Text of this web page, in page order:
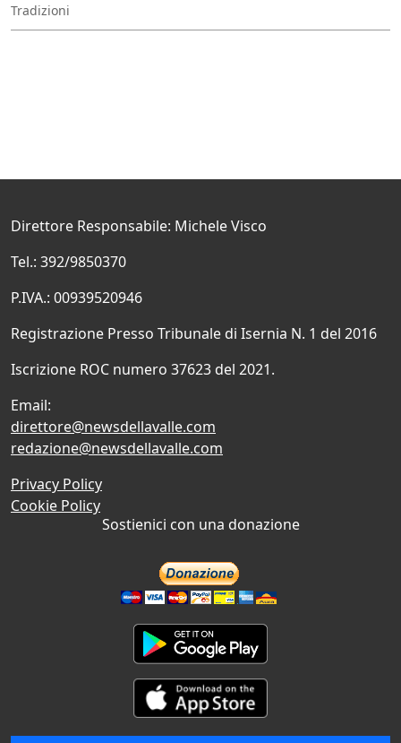
Tradizioni
Direttore Responsabile: Michele Visco
Tel.: 392/9850370
P.IVA.: 00939520946
Registrazione Presso Tribunale di Isernia N. 1 del 2016
Iscrizione ROC numero 37623 del 2021.
Email:
direttore@newsdellavalle.com
redazione@newsdellavalle.com
Privacy Policy
Cookie Policy
Sostienici con una donazione